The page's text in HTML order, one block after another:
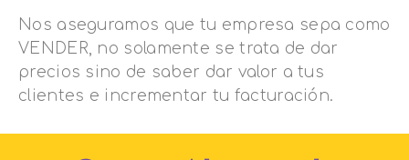
Nos aseguramos que tu empresa sepa como
VENDER, no solamente se trata de dar
precios sino de saber dar valor a tus
clientes e incrementar tu facturación.